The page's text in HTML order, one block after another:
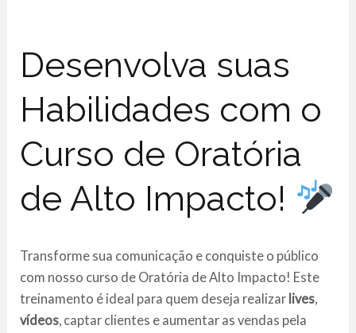
Desenvolva suas
Habilidades com o
Curso de Oratória
de Alto Impacto!
Transforme sua comunicação e conquiste o público
com nosso curso de Oratória de Alto Impacto! Este
treinamento é ideal para quem deseja realizar lives,
vídeos, captar clientes e aumentar as vendas pela